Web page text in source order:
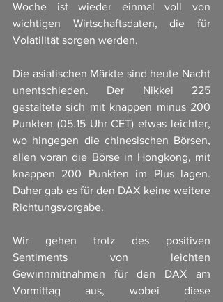
Woche ist wieder einmal voll von
wichtigen Wirtschaftsdaten, die für
Volatilität sorgen werden.
Die asiatischen Märkte sind heute Nacht
unentschieden. Der Nikkei 225
gestaltete sich mit knappen minus 200
Punkten (05.15 Uhr CET) etwas leichter,
wo hingegen die chinesischen Börsen,
allen voran die Börse in Hongkong, mit
knappen 200 Punkten im Plus lagen.
Daher gab es für den DAX keine weitere
Richtungsvorgabe.
Wir gehen trotz des positiven
Sentiments von leichten
Gewinnmitnahmen für den DAX am
Vormittag aus, wobei diese